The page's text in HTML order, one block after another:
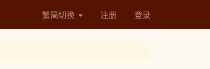
繁简切换 注册 登录